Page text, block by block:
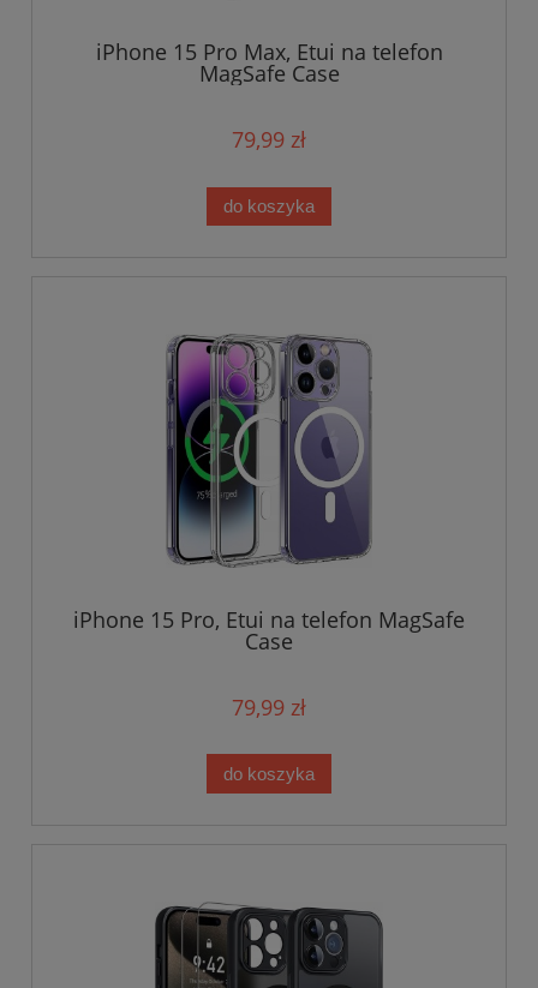
iPhone 15 Pro Max, Etui na telefon
MagSafe Case
79,99 zł
do koszyka
iPhone 15 Pro, Etui na telefon MagSafe
Case
79,99 zł
do koszyka